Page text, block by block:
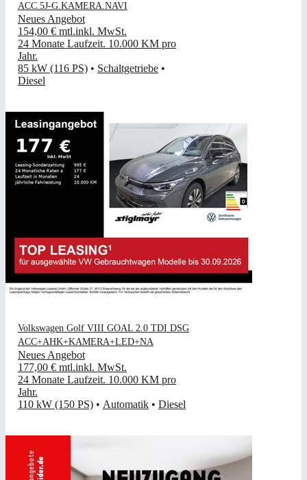
ACC.5J-G.KAMERA.NAVI
Neues Angebot
154,00 € mtl.inkl. MwSt.
24 Monate Laufzeit. 10.000 KM pro
Jahr.
85 kW (116 PS) • Schaltgetriebe •
Diesel
Volkswagen Golf VIII GOAL 2.0 TDI DSG
ACC+AHK+KAMERA+LED+NA
Neues Angebot
177,00 € mtl.inkl. MwSt.
24 Monate Laufzeit. 10.000 KM pro
Jahr.
110 kW (150 PS) • Automatik • Diesel